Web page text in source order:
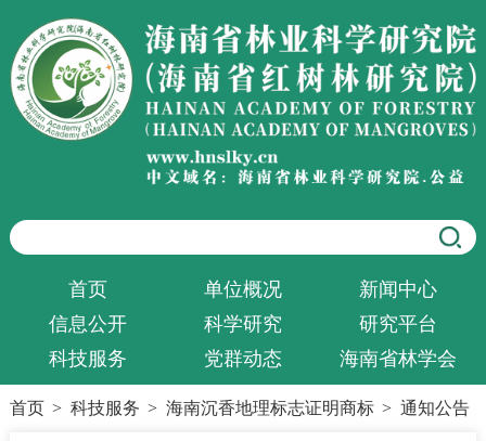
首页 单位概况
新闻中心
信息公开
科学研究
研究平台
科技服务
党群动态 海南省林学会
首页 > 科技服务 > 海南沉香地理标志证明商标 > 通知公告